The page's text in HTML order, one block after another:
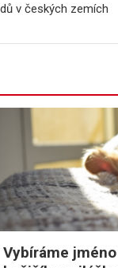
v českých zemích
Vybíráme